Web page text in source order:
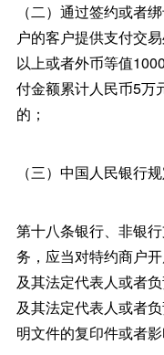
（二）通过签约或者
户的客户提供支付交
以上或者外币等值
付金额累计人民币5万
的；
（三）中国人民银行
第十八条银行、非银
务，应当对特约商户
及其法定代表人或者
及其法定代表人或者
明文件的复印件或者影